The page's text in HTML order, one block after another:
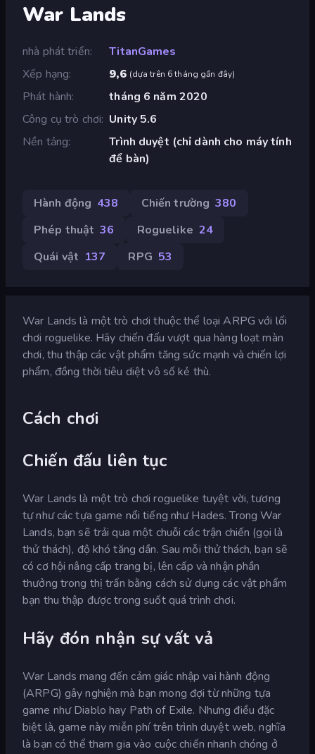
War Lands
nhà phát triển
TitanGames
Xếp hạng
9,6 (dựa trên 6 tháng gần đây)
Phát hành
tháng 6 năm 2020
Công cụ trò chơi Unity 5.6
Nền tảng
Trình duyệt (chỉ dành cho máy tính
để bàn)
Hành động 438 Chiến trường 380
Phép thuật 36 Roguelike 24
Quái vật 137 RPG 53
War Lands là một trò chơi thuộc thể loại ARPG với lối
chơi roguelike. Hãy chiến đấu vượt qua hàng loạt màn
chơi, thu thập các vật phẩm tăng sức mạnh và chiến lợi
phẩm, đồng thời tiêu diệt vô số kẻ thù.
Cách chơi
Chiến đấu liên tục
War Lands là một trò chơi roguelike tuyệt vời, tương
tự như các tựa game nổi tiếng như Hades. Trong War
Lands, bạn sẽ trải qua một chuỗi các trận chiến (gọi là
thử thách), độ khó tăng dần. Sau mỗi thử thách, bạn sẽ
có cơ hội nâng cấp trang bị, lên cấp và nhận phần
thưởng trong thị trấn bằng cách sử dụng các vật phẩm
bạn thu thập được trong suốt quá trình chơi.
Hãy đón nhận sự vất vả
War Lands mang đến cảm giác nhập vai hành động
(ARPG) gây nghiện mà bạn mong đợi từ những tựa
game như Diablo hay Path of Exile. Nhưng điều đặc
biệt là, game này miễn phí trên trình duyệt web, nghĩa
là bạn có thể tham gia vào cuộc chiến nhanh chóng ở